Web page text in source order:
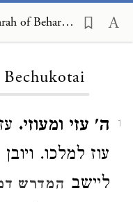
Ahavat Yehonatan, Haftarah of Behar Bechukotai
1 ה' עזי ומעוזי.
עוז למלכו.
ליישב המדרש